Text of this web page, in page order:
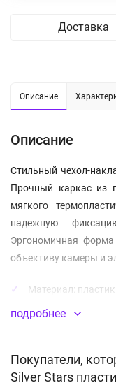
Доставка
Описание
Описание
Стильный чехол-
Прочный каркас из
мягкого
надежную
Эргономичная
объективу камеры и
Материал: пластик
подробнее
Покупатели,
Silver Stars